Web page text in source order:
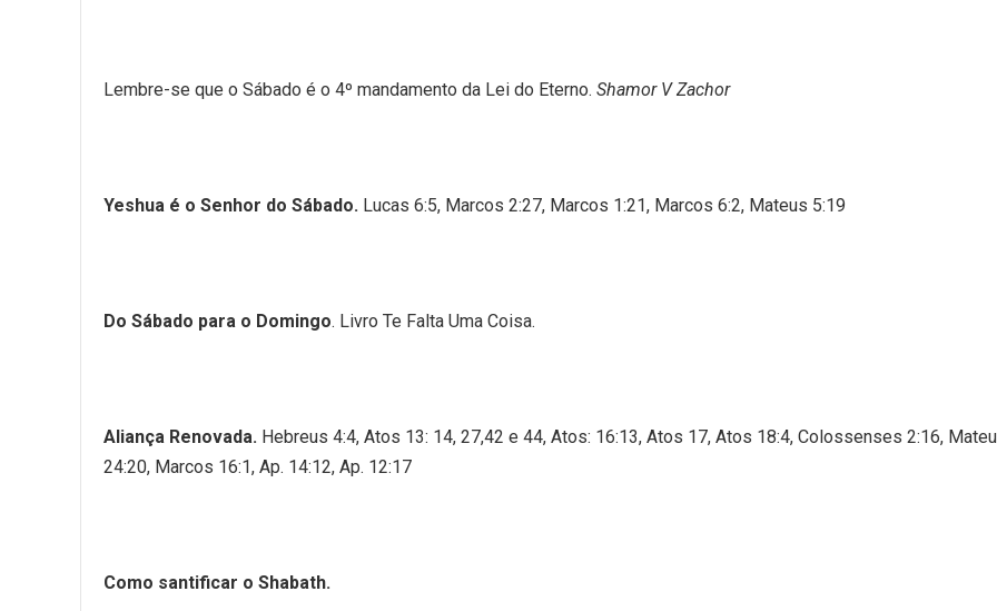
Lembre-se que o Sábado é o 4º mandamento da Lei do Eterno. Shamor V Zachor
Yeshua é o Senhor do Sábado. Lucas 6:5, Marcos 2:27, Marcos 1:21, Marcos 6:2, Mateus 5:19
Do Sábado para o Domingo. Livro Te Falta Uma Coisa.
Aliança Renovada. Hebreus 4:4, Atos 13: 14, 27,42 e 44, Atos: 16:13, Atos 17, Atos 18:4, Colossenses 2:16,
24:20, Marcos 16:1, Ap. 14:12, Ap. 12:17
Como santificar o Shabath.